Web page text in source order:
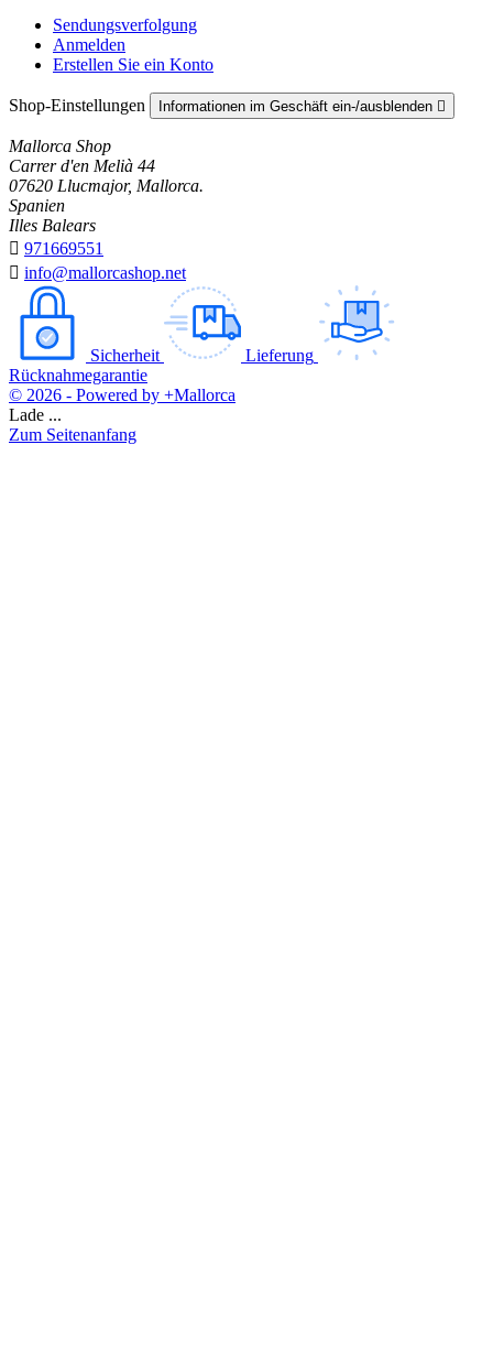
Sendungsverfolgung
Anmelden
Erstellen Sie ein Konto
Shop-Einstellungen Informationen im Geschäft ein-/ausblenden 
Mallorca Shop
Carrer d'en Melià 44
07620 Llucmajor, Mallorca.
Spanien
Illes Balears
 971669551
 info@mallorcashop.net
Sicherheit
Lieferung
Rücknahmegarantie
© 2026 - Powered by +Mallorca
Lade ...
Zum Seitenanfang